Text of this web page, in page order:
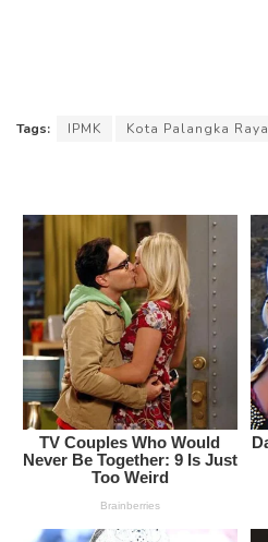
Tags: IPMK Kota Palangka Raya